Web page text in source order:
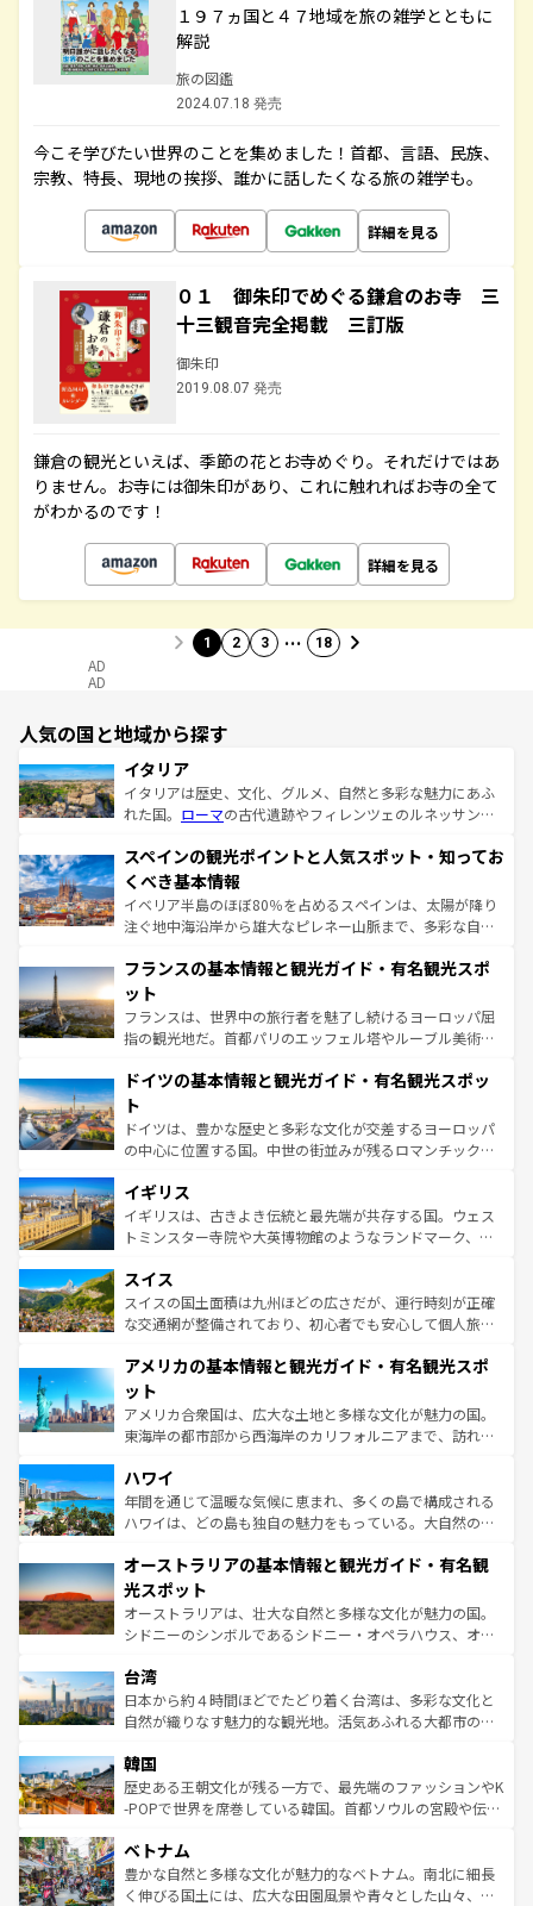
１９７ヵ国と４７地域を旅の雑学とともに
解説
旅の図鑑
2024.07.18 発売
今こそ学びたい世界のことを集めました！首都、言語、民族、
宗教、特長、現地の挨拶、誰かに話したくなる旅の雑学も。
詳細を見る
０１ 御朱印でめぐる鎌倉のお寺 三
十三観音完全掲載 三訂版
御朱印
2019.08.07 発売
鎌倉の観光といえば、季節の花とお寺めぐり。それだけではあ
りません。お寺には御朱印があり、これに触れればお寺の全て
がわかるのです！
詳細を見る
1 2 3 … 18
AD
AD
人気の国と地域から探す
イタリア
イタリアは歴史、文化、グルメ、自然と多彩な魅力にあふ
れた国。 ローマの古代遺跡やフィレンツェのルネッサンス
ろん、トスカーナの美しい田園風景やアマルフィ海岸の絶
景など、自然景観も見逃せない。観光の合間には、本場の
ピザやパスタなど、絶品のイタリア料理を堪能することも
できる。朝目覚めてから夜眠るまで、すべての瞬間を楽し
なお、新着のイタリア情報はコンテンツ一覧を参照してほ
しい。
スペインの観光ポイントと人気スポット・知ってお
くべき基本情報
イベリア半島のほぼ80％を占めるスペインは、太陽が降り
注ぐ地中海沿岸から雄大なピレネー山脈まで、多彩な自然
文化が根付くこの国では、情熱的なフラメンコ、熱気あふ
れる闘牛、そして美味しいタパスが生活の一部となってい
る。首都マドリードの洗練された雰囲気や、バルセロナの
アートに溢れた街角から、地方では古代ローマ遺跡や中世
せる。地方によって風土や気候が異なるスペインはその個
ンテンツ一覧 を参照してほしい。
フランスの基本情報と観光ガイド・有名観光スポ
ット
フランスは、世界中の旅行者を魅了し続けるヨーロッパ屈
指の観光地だ。首都パリのエッフェル塔やルーブル美術館
で、幅広い魅力が詰まっている。華麗な宮殿、歴史的な大
聖堂、美しいビーチ、そして豊かな自然が、訪れる者を心
から魅了する。また、フランスは美食の国としても知ら
れ、フランス料理はユネスコ無形文化遺産にも登録されて
香り高いラベンダー畑など、多彩な楽しみ方が可能だ。さ
らに、パリ以外の地域にも魅力が溢れており、どの街角に
も豊かな歴史と文化が息づいている。パリ以外の個性あふ
を参照してほしい。
ドイツの基本情報と観光ガイド・有名観光スポッ
ト
ドイツは、豊かな歴史と多彩な文化が交差するヨーロッパ
の中心に位置する国。中世の街並みが残るロマンチック街
顔を持つこの国は、どこを歩いても飽きることがない。ベ
ルリンの文化的活気、バイエルン州のアルプスの絶景、そ
してライン川沿いのワイン畑といった風景は必見。ビール
は、お酒好きな人にはぜひ体験してほしい。 なお、新着の
ドイツ情報はコンテンツ一覧を参照してほしい。
イギリス
イギリスは、古きよき伝統と最先端が共存する国。ウェス
トミンスター寺院や大英博物館のようなランドマーク、歴
リアごとに異なる魅力がある。また、優雅なアフタヌーン
ティー、ビール好きにはたまらない英国パブ、サッカー観
戦など、本場だからこそできる体験も豊富。イギリスを旅
ンツ一覧を参照してほしい。
スイス
スイスの国土面積は九州ほどの広さだが、運行時刻が正確
な交通網が整備されており、初心者でも安心して個人旅行
の建物がそのまま残る町や、スイスならではのユニークな
博物館もあり、アルプス観光だけでなく町歩きも満喫する
ことができる。国民の所得が高いため物価も高いが、旅行
者向けの交通パス提供のサービスもあり、うまく活用すれ
着のスイス情報は
アメリカの基本情報と観光ガイド・有名観光スポ
ット
アメリカ合衆国は、広大な土地と多様な文化が魅力の国。
東海岸の都市部から西海岸のカリフォルニアまで、訪れる
のような巨大都市は、観光、ショッピング、エンターテイ
ンメントが詰まった刺激的なスポットだ。一方、アメリカ
西部には大自然が広がり、グランドキャニオンやイエロー
部のニューオーリンズでは、音楽と美食が融合した独特の
文化が魅力。旅行者はアメリカの各地域で異なる魅力を楽
しみながら、その多様性と豊かな歴史を感じることができ
るだろう。車でのロードトリップや列車の旅も、アメリカ
情報は
ハワイ
年間を通じて温暖な気候に恵まれ、多くの島で構成される
ハワイは、どの島も独自の魅力をもっている。大自然の神
ワイ島は見逃せない。また、定番の観光地といえばオアフ
島だが、静かな自然を求めるならマウイ島やカウアイ島が
おすすめ。エメラルドグリーンに輝く海をはじめ、豊かな
文化や歴史が息づいている。「アロハスピリット」と呼ば
人々、おいしいローカルフードやハワイアンミュージッ
ク、伝統的なフラダンスなど、すべてがハワイの魅力を彩
っている。訪れるたびに新しい発見と感動が待っているハ
はコンテンツ一覧
オーストラリアの基本情報と観光ガイド・有名観
光スポット
オーストラリアは、壮大な自然と多様な文化が魅力の国。
シドニーのシンボルであるシドニー・オペラハウス、オー
リアリーフや大陸中央部にそびえるウルル（エアーズロッ
ク）、タスマニアの美しい原生林やケアンズの熱帯雨林な
ど、見どころがたくさん。また、カフェやワイン、オージ
いる。アクティビティも充実しており、サーフィンやダイ
ビング、ハイキングなど、アウトドア好きにはたまらな
い。オーストラリアの多彩な魅力を存分に味わいつくそ
参照してほしい。
台湾
日本から約４時間ほどでたどり着く台湾は、多彩な文化と
自然が織りなす魅力的な観光地。活気あふれる大都市の台
ン）、静ひつな山岳地帯である台湾東部など、都市の喧騒
と山間の静けさが共存しており、訪れる人に新しい発見と
驚きをもたらしてくれる。また、奥深い台湾の食文化も魅
容にもいいと評判のスイーツなど、バラエティ豊かな料理
が味わえる。 なお、新着の台湾情報は コンテンツ一覧を参
照してほしい。
韓国
歴史ある王朝文化が残る一方で、最先端のファッションやK
-POPで世界を席巻している韓国。首都ソウルの宮殿や伝統
き、地方に足を延ばせば四季折々の自然美を楽しむことが
できる。そして、キムチや焼肉、絶品のストリートフード
まで、さまざまな韓国料理が待っている。夜には、韓国な
ベトナム
豊かな自然と多様な文化が魅力的なベトナム。南北に細長
く伸びる国土には、広大な田園風景や青々とした山々、世